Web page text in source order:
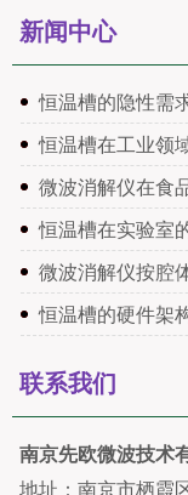
新闻中心
恒温槽的隐性需
恒温槽在工业领
微波消解仪在食
恒温槽在实验室
微波消解仪按腔
恒温槽的硬件架
联系我们
南京先欧微波技术
地址：南京市栖霞